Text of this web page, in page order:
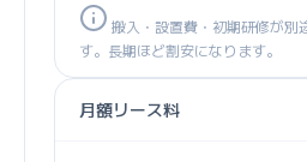
搬入・設置費・初期研修が別
す。長期ほど割安になります。
月額リース料